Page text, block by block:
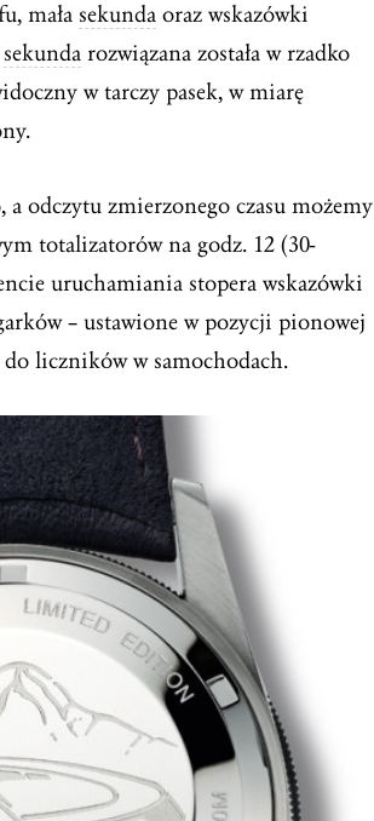
mała sekunda oraz wskazówki
sekunda rozwiązana została w rzadko
w tarczy pasek, w miarę
a odczytu zmierzonego czasu możemy
totalizatorów na godz. 12 (30-
uruchamiania stopera wskazówki
– ustawione w pozycji pionowej
liczników w samochodach.